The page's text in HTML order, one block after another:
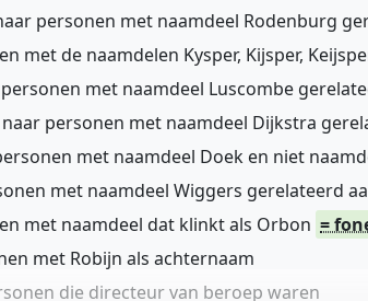
personen met naamdeel Rodenburg
met de naamdelen Kysper, Kijsper,
met naamdeel Luscombe
personen met naamdeel Dijkstra
met naamdeel Doek en niet
met naamdeel Wiggers gerelateerd
met naamdeel dat klinkt als Orbon =
met Robijn als achternaam
die directeur van beroep waren